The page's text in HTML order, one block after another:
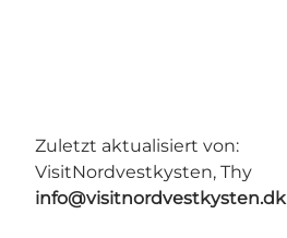
Zuletzt aktualisiert von:
VisitNordvestkysten, Thy
info@visitnordvestkysten.dk